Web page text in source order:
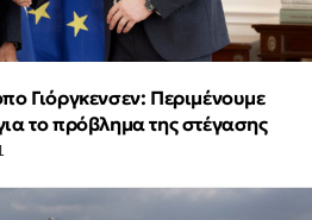
Γιόργκενσεν: Περιμένουμε
το πρόβλημα της στέγασης